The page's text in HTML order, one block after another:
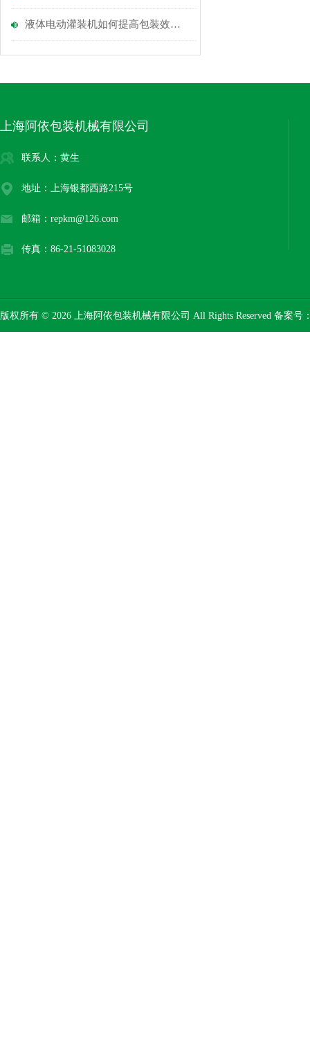
液体电动灌装机如何提高包装效率？
上海阿依包装机械有限公司
联系人：黄生
地址：上海银都西路215号
邮箱：repkm@126.com
传真：86-21-51083028
版权所有 © 2026 上海阿依包装机械有限公司 All Rights Reserved 备案号